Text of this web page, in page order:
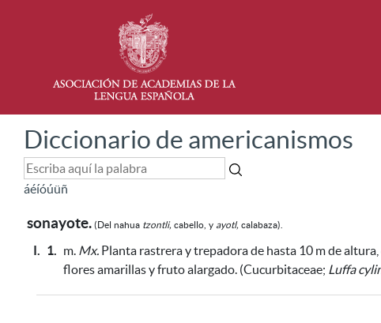
Diccionario de americanismos
áéíóúüñ
sonayote. (Del nahua tzontli, cabello, y ayotl, calabaza).
I. 1. m. Mx. Planta rastrera y trepadora de hasta 10 m de
flores amarillas y fruto alargado. (Cucurbitaceae; Luffa